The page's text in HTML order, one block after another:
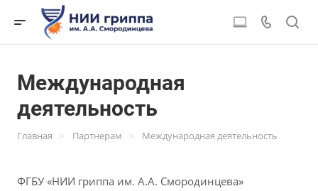
Международная
деятельность
Главная > Партнерам > Международная деятельность
ФГБУ «НИИ гриппа им. А.А. Смородинцева»